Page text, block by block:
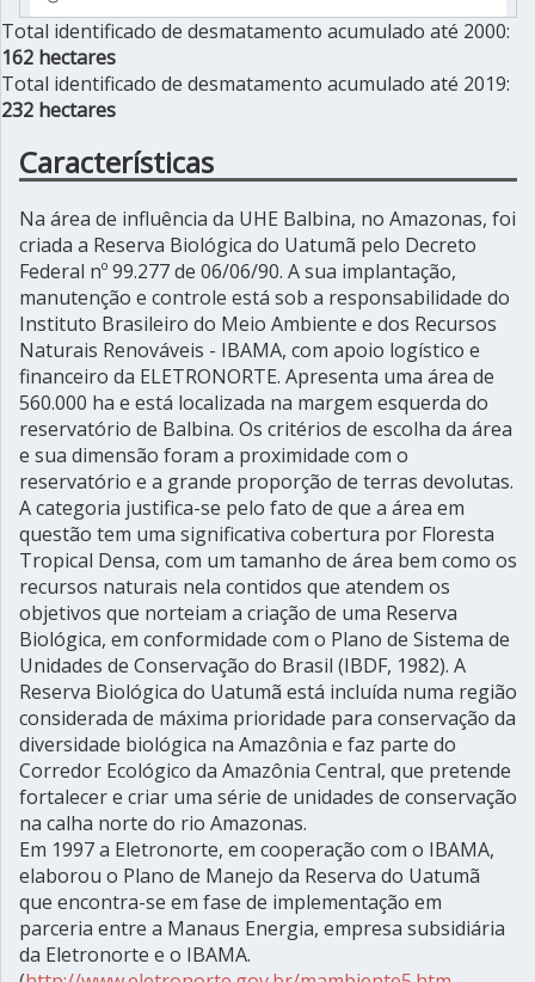
Total identificado de desmatamento acumulado até 2000:
162 hectares
Total identificado de desmatamento acumulado até 2019:
232 hectares
Características
Na área de influência da UHE Balbina, no Amazonas, foi
criada a Reserva Biológica do Uatumã pelo Decreto
Federal nº 99.277 de 06/06/90. A sua implantação,
manutenção e controle está sob a responsabilidade do
Instituto Brasileiro do Meio Ambiente e dos Recursos
Naturais Renováveis - IBAMA, com apoio logístico e
financeiro da ELETRONORTE. Apresenta uma área de
560.000 ha e está localizada na margem esquerda do
reservatório de Balbina. Os critérios de escolha da área
e sua dimensão foram a proximidade com o
reservatório e a grande proporção de terras devolutas.
A categoria justifica-se pelo fato de que a área em
questão tem uma significativa cobertura por Floresta
Tropical Densa, com um tamanho de área bem como os
recursos naturais nela contidos que atendem os
objetivos que norteiam a criação de uma Reserva
Biológica, em conformidade com o Plano de Sistema de
Unidades de Conservação do Brasil (IBDF, 1982). A
Reserva Biológica do Uatumã está incluída numa região
considerada de máxima prioridade para conservação da
diversidade biológica na Amazônia e faz parte do
Corredor Ecológico da Amazônia Central, que pretende
fortalecer e criar uma série de unidades de conservação
na calha norte do rio Amazonas.
Em 1997 a Eletronorte, em cooperação com o IBAMA,
elaborou o Plano de Manejo da Reserva do Uatumã
que encontra-se em fase de implementação em
parceria entre a Manaus Energia, empresa subsidiária
da Eletronorte e o IBAMA.